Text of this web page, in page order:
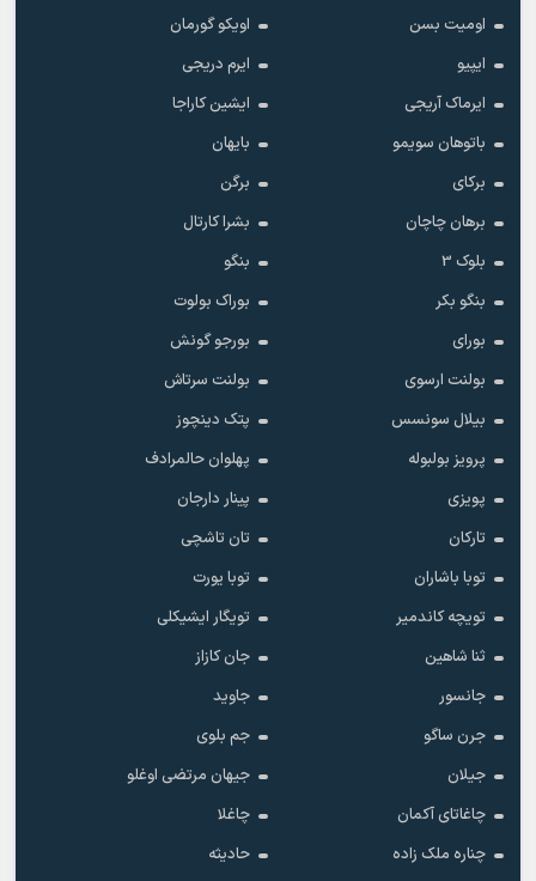
اومیت بسن
اویکو گورمان
ایپیو
ایرم دریجی
ایرماک آریجی
ایشین کاراجا
باتوهان سویمو
بایهان
برکای
برگن
برهان چاچان
بشرا کارتال
بلوک 3
بنگو
بنگو بکر
بوراک بولوت
بورای
بورجو گونش
بولنت ارسوی
بولنت سرتاش
بیلال سونسس
پتک دینچوز
پرویز بولبوله
پهلوان حالمرادف
پویزی
پینار دارجان
تارکان
تان تاشچی
توبا باشاران
توبا یورت
تویچه کاندمیر
تویگار ایشیکلی
ثنا شاهین
جان کازاز
جانسور
جاوید
جرن ساگو
جم بلوی
جیلان
جیهان مرتضی اوغلو
چاغاتای آکمان
چاغلا
چناره ملک زاده
حادیثه